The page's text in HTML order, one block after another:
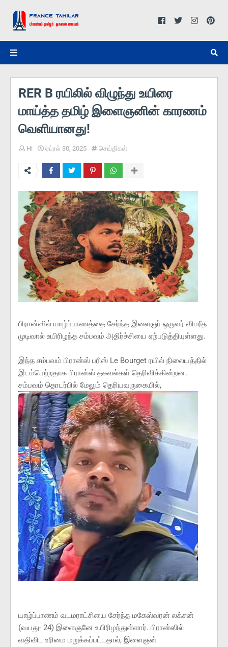
RER B ரயிலில் விழுந்து உயிரை
மாய்த்த தமிழ் இளைஞனின் காரணம்
வெளியானது!
Hi ஏப்ரல் 30, 2025 செய்திகள்
பிரான்ஸில் யாழ்ப்பாணத்தை சேர்ந்த இளைஞர் ஒருவர் விபரீத
முடிவால் உயிரிழந்த சம்பவம் அதிர்ச்சியை ஏற்படுத்தியுள்ளது.
இந்த சம்பவம் பிரான்ஸ் பரிஸ் Le Bourget ரயில் நிலையத்தில்
இடம்பெற்றதாக பிரான்ஸ் தகவல்கள் தெரிவிக்கின்றன.
சம்பவம் தொடர்பில் மேலும் தெரியவருகையில்,
யாழ்ப்பாணம் வடமராட்சியை சேர்ந்த மகேஸ்வரன் லக்சன்
(வயது- 24) இளைஞனே உயிரிழந்துள்ளார். பிரான்ஸில்
வதிவிட உரிமை மறுக்கப்பட்டதால், இளைஞன்